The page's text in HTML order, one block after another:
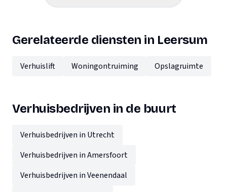
Gerelateerde diensten in Leersum
Verhuislift Woningontruiming Opslagruimte
Verhuisbedrijven in de buurt
Verhuisbedrijven in Utrecht
Verhuisbedrijven in Amersfoort
Verhuisbedrijven in Veenendaal